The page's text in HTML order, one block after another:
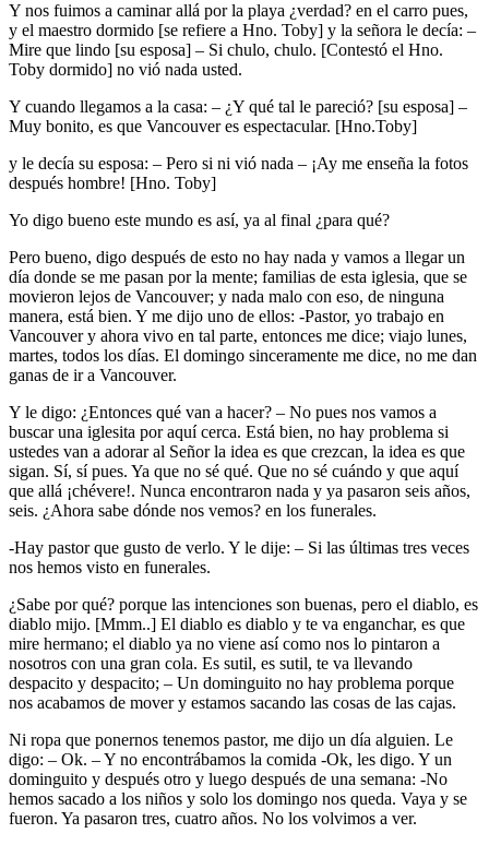
Y nos fuimos a caminar allá por la playa ¿verdad? en el carro pues,
y el maestro dormido [se refiere a Hno. Toby] y la señora le decía: –
Mire que lindo [su esposa] – Si chulo, chulo. [Contestó el Hno.
Toby dormido] no vió nada usted.
Y cuando llegamos a la casa: – ¿Y qué tal le pareció? [su esposa] –
Muy bonito, es que Vancouver es espectacular. [Hno.Toby]
y le decía su esposa: – Pero si ni vió nada – ¡Ay me enseña la fotos
después hombre! [Hno. Toby]
Yo digo bueno este mundo es así, ya al final ¿para qué?
Pero bueno, digo después de esto no hay nada y vamos a llegar un
día donde se me pasan por la mente; familias de esta iglesia, que se
movieron lejos de Vancouver; y nada malo con eso, de ninguna
manera, está bien. Y me dijo uno de ellos: -Pastor, yo trabajo en
Vancouver y ahora vivo en tal parte, entonces me dice; viajo lunes,
martes, todos los días. El domingo sinceramente me dice, no me dan
ganas de ir a Vancouver.
Y le digo: ¿Entonces qué van a hacer? – No pues nos vamos a
buscar una iglesita por aquí cerca. Está bien, no hay problema si
ustedes van a adorar al Señor la idea es que crezcan, la idea es que
sigan. Sí, sí pues. Ya que no sé qué. Que no sé cuándo y que aquí
que allá ¡chévere!. Nunca encontraron nada y ya pasaron seis años,
seis. ¿Ahora sabe dónde nos vemos? en los funerales.
-Hay pastor que gusto de verlo. Y le dije: – Si las últimas tres veces
nos hemos visto en funerales.
¿Sabe por qué? porque las intenciones son buenas, pero el diablo, es
diablo mijo. [Mmm..] El diablo es diablo y te va enganchar, es que
mire hermano; el diablo ya no viene así como nos lo pintaron a
nosotros con una gran cola. Es sutil, es sutil, te va llevando
despacito y despacito; – Un dominguito no hay problema porque
nos acabamos de mover y estamos sacando las cosas de las cajas.
Ni ropa que ponernos tenemos pastor, me dijo un día alguien. Le
digo: – Ok. – Y no encontrábamos la comida -Ok, les digo. Y un
dominguito y después otro y luego después de una semana: -No
hemos sacado a los niños y solo los domingo nos queda. Vaya y se
fueron. Ya pasaron tres, cuatro años. No los volvimos a ver.